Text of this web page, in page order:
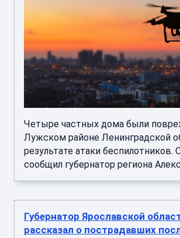
Четыре частных дома были
Лужском районе Ленинградской
результате атаки беспилотников.
сообщил губернатор региона Алекс
Губернатор Ярославской
рассказал о пострадавших